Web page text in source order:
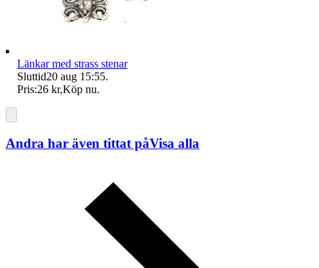
Länkar med strass stenar
Sluttid20 aug 15:55.
Pris:26 kr,Köp nu.
Andra har även tittat påVisa alla